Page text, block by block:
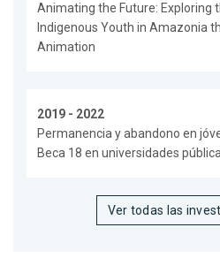
Animating the Future: Exploring
Indigenous Youth in Amazonia
Animation
2019 - 2022
Permanencia y abandono en
Beca 18 en universidades
Ver todas las